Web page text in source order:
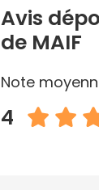
Avis
de MAIF
Note
4